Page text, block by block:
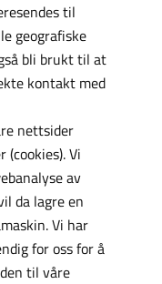
til
geografiske
bli brukt til at
kontakt med
nettsider
Vi
av
da lagre en
Vi har
for oss for å
til våre